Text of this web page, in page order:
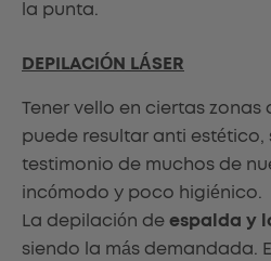
la punta.
DEPILACIÓN LÁSER
Tener vello en ciertas zonas
puede resultar anti estético,
testimonio de muchos de
incómodo y poco higiénico.
La depilación de espalda y
siendo la más demandada.